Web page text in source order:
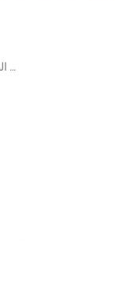
هواوي TN51PIU 03020JRQ OSN8800 لوحة وصول الطاقة